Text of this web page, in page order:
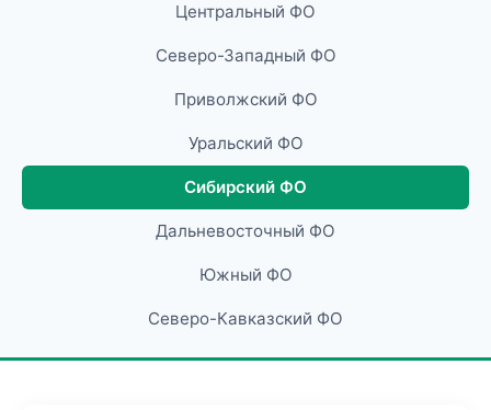
Центральный ФО
Северо-Западный ФО
Приволжский ФО
Уральский ФО
Сибирский ФО
Дальневосточный ФО
Южный ФО
Северо-Кавказский ФО